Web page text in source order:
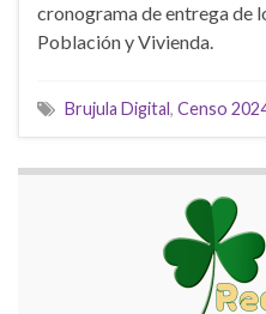
cronograma de entrega de
Población y Vivienda.
Brujula Digital, Censo